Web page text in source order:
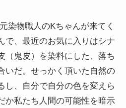
物職人のKちゃんが来てく
で、最近のお気に入りはシナ
（鬼皮）を染料にした、落ち
いだ。せっかく頂いた自然の
し、自分で自分の色を変えら
か私たち人間の可能性を暗示